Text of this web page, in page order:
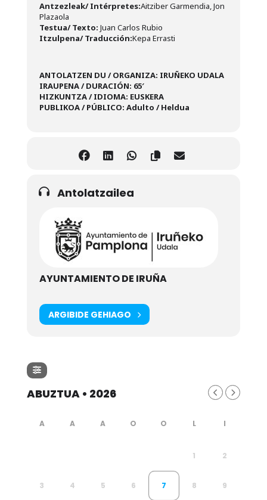
Antzezleak/ Intérpretes:Aitziber Garmendia, Jon
Plazaola
Testua/ Texto: Juan Carlos Rubio
Itzulpena/ Traducción:Kepa Errasti
ANTOLATZEN DU / ORGANIZA: IRUÑEKO UDALA
IRAUPENA / DURACIÓN: 65′
HIZKUNTZA / IDIOMA: EUSKERA
PUBLIKOA / PÚBLICO: Adulto / Heldua
Antolatzailea
AYUNTAMIENTO DE IRUÑA
ARGIBIDE GEHIAGO
ABUZTUA • 2026
1 2
3 4 5 6 7 8 9